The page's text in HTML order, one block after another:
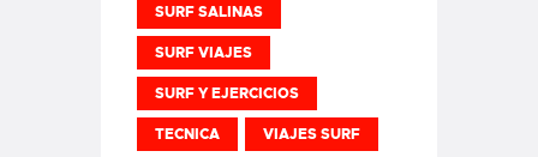
SURF SALINAS
SURF VIAJES
SURF Y EJERCICIOS
TECNICA VIAJES SURF